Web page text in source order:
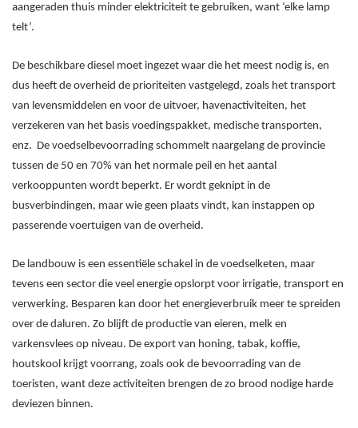
aangeraden thuis minder elektriciteit te gebruiken, want ‘elke lamp
telt’.
De beschikbare diesel moet ingezet waar die het meest nodig is, en
dus heeft de overheid de prioriteiten vastgelegd, zoals het transport
van levensmiddelen en voor de uitvoer, havenactiviteiten, het
verzekeren van het basis voedingspakket, medische transporten,
enz. De voedselbevoorrading schommelt naargelang de provincie
tussen de 50 en 70% van het normale peil en het aantal
verkooppunten wordt beperkt. Er wordt geknipt in de
busverbindingen, maar wie geen plaats vindt, kan instappen op
passerende voertuigen van de overheid.
De landbouw is een essentiële schakel in de voedselketen, maar
tevens een sector die veel energie opslorpt voor irrigatie, transport en
verwerking. Besparen kan door het energieverbruik meer te spreiden
over de daluren. Zo blijft de productie van eieren, melk en
varkensvlees op niveau. De export van honing, tabak, koffie,
houtskool krijgt voorrang, zoals ook de bevoorrading van de
toeristen, want deze activiteiten brengen de zo brood nodige harde
deviezen binnen.